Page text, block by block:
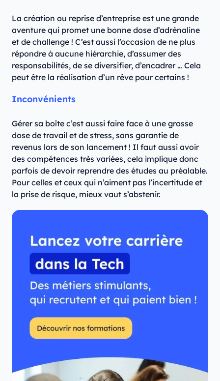
La création ou reprise d’entreprise est une grande
aventure qui promet une bonne dose d’adrénaline
et de challenge ! C’est aussi l’occasion de ne plus
répondre à aucune hiérarchie, d’assumer des
responsabilités, de se diversifier, d’encadrer … Cela
peut être la réalisation d’un rêve pour certains !
Inconvénients
Gérer sa boîte c’est aussi faire face à une grosse
dose de travail et de stress, sans garantie de
revenus lors de son lancement ! Il faut aussi avoir
des compétences très variées, cela implique donc
parfois de devoir reprendre des études au préalable.
Pour celles et ceux qui n’aiment pas l’incertitude et
la prise de risque, mieux vaut s’abstenir.